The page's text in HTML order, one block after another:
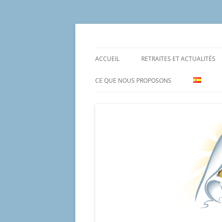
Aller
ACCUEIL RETRAITES ET ACTUALITÉS
CE QUE NOUS PROPOSONS